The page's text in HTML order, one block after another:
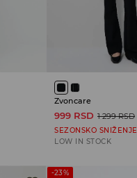
Zvoncare
999 RSD 1 299 RSD
SEZONSKO SNIŽENJE
LOW IN STOCK
-23%